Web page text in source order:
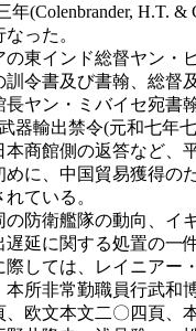
H.T. &
った。
東インド総督ヤン
令書及び書翰、総
ヤン・ミバイセ宛書
輸出禁令(元和七年
商館側の返答など、
に、中国貿易獲得
ている。
防衛艦隊の動向、イ
延に関する処置の一
しては、レイニアー
所非常勤職員行武和
欧文本文二〇四頁、